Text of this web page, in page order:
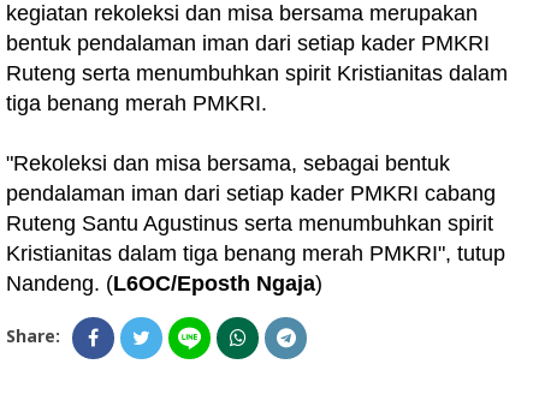
kegiatan rekoleksi dan misa bersama merupakan
bentuk pendalaman iman dari setiap kader PMKRI
Ruteng serta menumbuhkan spirit Kristianitas dalam
tiga benang merah PMKRI.
"Rekoleksi dan misa bersama, sebagai bentuk
pendalaman iman dari setiap kader PMKRI cabang
Ruteng Santu Agustinus serta menumbuhkan spirit
Kristianitas dalam tiga benang merah PMKRI", tutup
Nandeng. (L6OC/Eposth Ngaja)
Share: